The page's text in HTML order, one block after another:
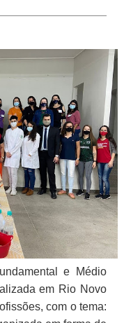
e Médio
em Rio Novo
com o tema: